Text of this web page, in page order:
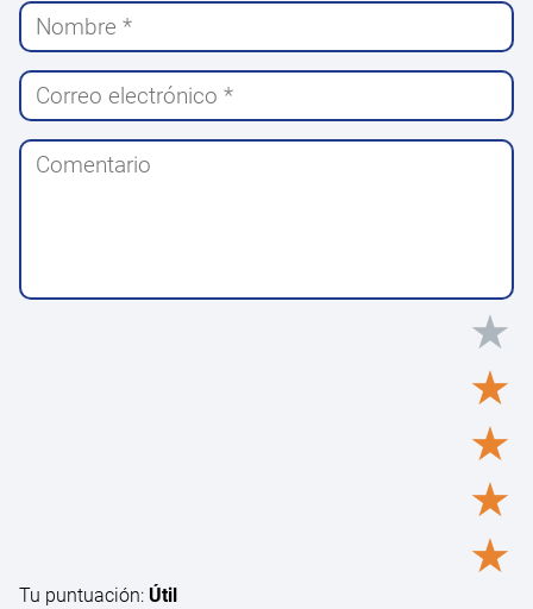
★
★
★
★
★
Tu puntuación: Útil